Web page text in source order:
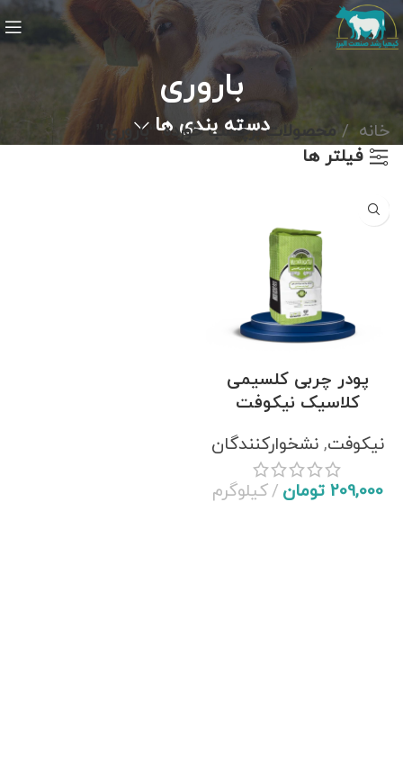
باروری
دسته بندی ها خانه
محصولات برچسب خورده “باروری”
فیلتر ها
پودر چربی کلسیمی
کلاسیک نیکوفت
نیکوفت, نشخوارکنندگان
209,000 تومان کیلوگرم